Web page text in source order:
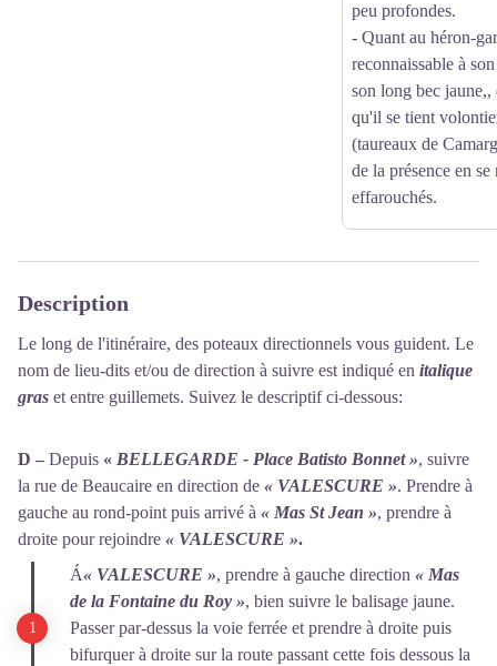
peu profondes.
- Quant au héron-
reconnaissable à
son long bec
qu'il se tient
(taureaux de
de la présence en
effarouchés.
Description
Le long de l'itinéraire, des poteaux directionnels vous guident. Le
nom de lieu-dits et/ou de direction à suivre est indiqué en italique
gras et entre guillemets. Suivez le descriptif ci-dessous:
D – Depuis « BELLEGARDE - Place Batisto Bonnet », suivre
la rue de Beaucaire en direction de « VALESCURE ». Prendre à
gauche au rond-point puis arrivé à « Mas St Jean », prendre à
droite pour rejoindre « VALESCURE ».
Á« VALESCURE », prendre à gauche direction « Mas
de la Fontaine du Roy », bien suivre le balisage jaune.
Passer par-dessus la voie ferrée et prendre à droite puis
bifurquer à droite sur la route passant cette fois dessous la